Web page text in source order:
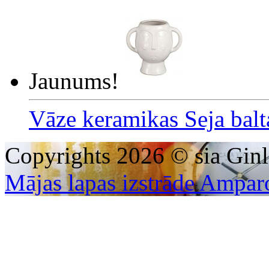
Jaunums!
Vāze keramikas Seja
Copyrights 2026 © sia
Mājas lapas izstrāde